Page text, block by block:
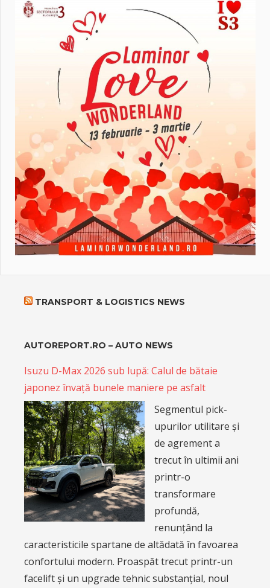
TRANSPORT & LOGISTICS NEWS
AUTOREPORT.RO – AUTO NEWS
Isuzu D-Max 2026 sub lupă: Calul de bătaie
japonez învață bunele maniere pe asfalt
Segmentul pick-
upurilor utilitare și
de agrement a
trecut în ultimii ani
printr-o
transformare
profundă,
renunțând la
caracteristicile spartane de altădată în favoarea
confortului modern. Proaspăt trecut printr-un
facelift și un upgrade tehnic substanțial, noul